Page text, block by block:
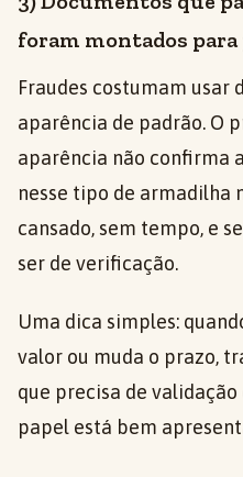
foram montados para
Fraudes costumam usar
aparência de padrão. O
aparência não confirma
nesse tipo de armadilha
cansado, sem tempo, e
ser de verificação.
Uma dica simples:
valor ou muda o prazo,
que precisa de
papel está bem